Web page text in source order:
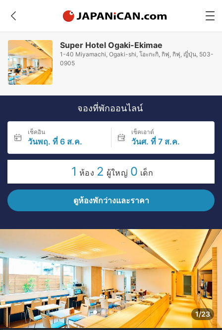
Super Hotel Ogaki-Ekimae
1-40 Miyamachi, Ogaki-shi, โอะกะกิ, กิฟุ, กิฟุ, ญี่ปุ่น, 503-
0905
จองที่พักออนไลน์
เช็คอิน
วันพฤ. ที่ 6 ส.ค.
เช็คเอาต์
วันศ. ที่ 7 ส.ค.
1 ห้อง 2 ผู้ใหญ่ 0 เด็ก
ดูห้องพักว่างและราคา
1/23